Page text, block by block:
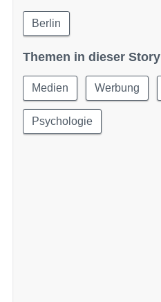
Berlin
Themen in dieser Story
Medien Werbung
Psychologie